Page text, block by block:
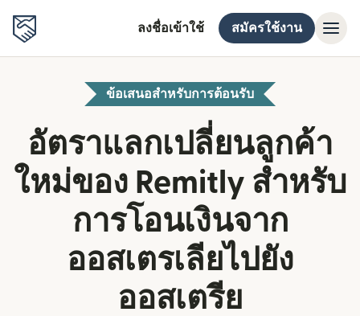
ลงชื่อเข้าใช้ สมัครใช้งาน
ข้อเสนอสำหรับการต้อนรับ
อัตราแลกเปลี่ยนลูกค้า
ใหม่ของ Remitly สำหรับ
การโอนเงินจาก
ออสเตรเลียไปยัง
ออสเตรีย